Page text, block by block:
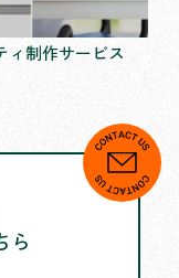
ィ制作サービス
ら